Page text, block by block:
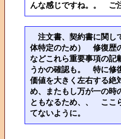
んな感じですね。。 ご
注文書、契約書に関し
体特定のため） 修復歴
などこれら重要事項の記
うかの確認も。 特に修
価値を大きく左右する絶
め、またもし万が一の時
ともなるため、、 ここ
てないように。